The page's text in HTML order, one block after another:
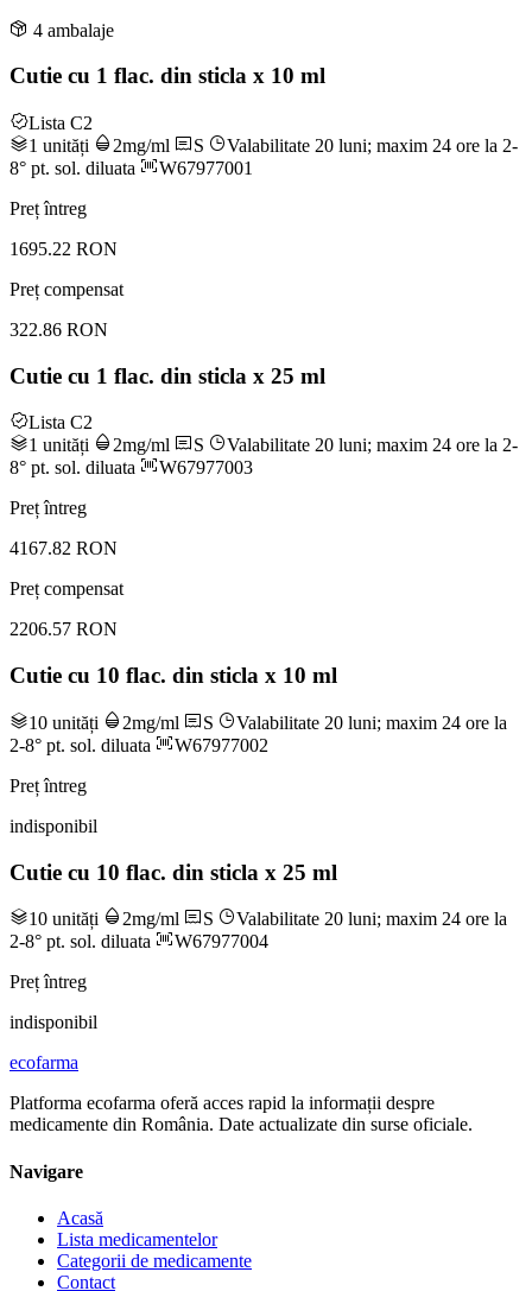
4 ambalaje
Cutie cu 1 flac. din sticla x 10 ml
Lista C2
1 unități
2mg/ml S
Valabilitate 20 luni; maxim 24 ore la 2-
8° pt. sol. diluata
W67977001
Preț întreg
1695.22 RON
Preț compensat
322.86 RON
Cutie cu 1 flac. din sticla x 25 ml
Lista C2
1 unități
2mg/ml S
Valabilitate 20 luni; maxim 24 ore la 2-
8° pt. sol. diluata
W67977003
Preț întreg
4167.82 RON
Preț compensat
2206.57 RON
Cutie cu 10 flac. din sticla x 10 ml
10 unități 2mg/ml S
Valabilitate 20 luni; maxim 24 ore la
2-8° pt. sol. diluata
W67977002
Preț întreg
indisponibil
Cutie cu 10 flac. din sticla x 25 ml
10 unități 2mg/ml S
Valabilitate 20 luni; maxim 24 ore la
2-8° pt. sol. diluata
W67977004
Preț întreg
indisponibil
ecofarma
Platforma ecofarma oferă acces rapid la informații despre
medicamente din România. Date actualizate din surse oficiale.
Navigare
Acasă
Lista medicamentelor
Categorii de medicamente
Contact